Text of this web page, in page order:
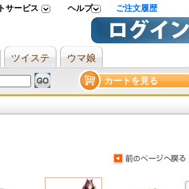
サービス ヘルプ ご注文履歴
ツイステ ウマ娘
カートを見る